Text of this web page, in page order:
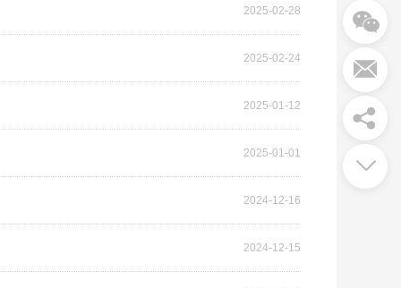
2025-02-28
2025-02-24
2025-01-12
2025-01-01
2024-12-16
2024-12-15